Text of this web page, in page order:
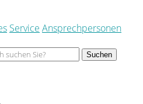
Service Ansprechpersonen
Suchen